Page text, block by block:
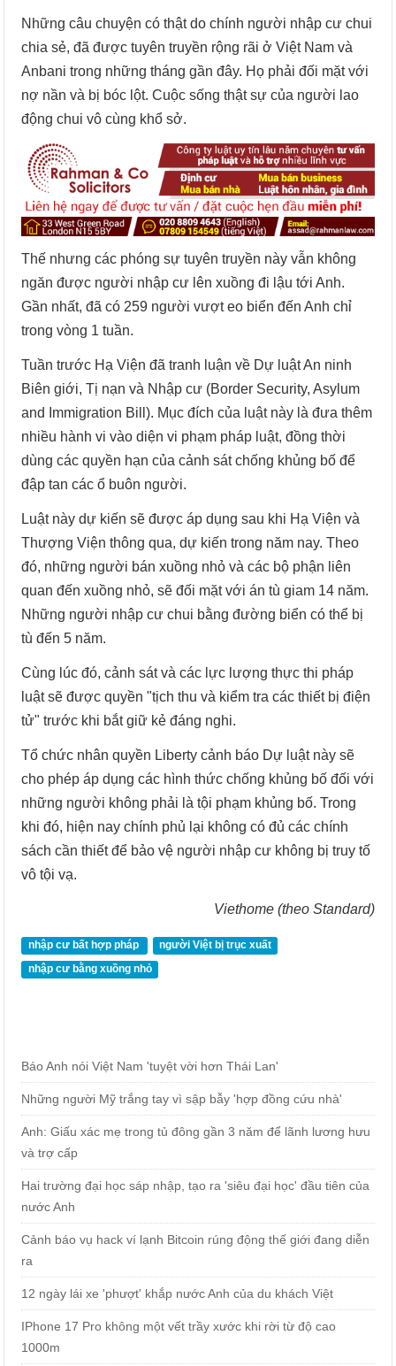
Những câu chuyện có thật do chính người nhập cư chui
chia sẻ, đã được tuyên truyền rộng rãi ở Việt Nam và
Anbani trong những tháng gần đây. Họ phải đối mặt với
nợ nần và bị bóc lột. Cuộc sống thật sự của người lao
động chui vô cùng khổ sở.
Thế nhưng các phóng sự tuyên truyền này vẫn không
ngăn được người nhập cư lên xuồng đi lậu tới Anh.
Gần nhất, đã có 259 người vượt eo biển đến Anh chỉ
trong vòng 1 tuần.
Tuần trước Hạ Viện đã tranh luận về Dự luật An ninh
Biên giới, Tị nạn và Nhập cư (Border Security, Asylum
and Immigration Bill). Mục đích của luật này là đưa thêm
nhiều hành vi vào diện vi phạm pháp luật, đồng thời
dùng các quyền hạn của cảnh sát chống khủng bố để
đập tan các ổ buôn người.
Luật này dự kiến sẽ được áp dụng sau khi Hạ Viện và
Thượng Viện thông qua, dự kiến trong năm nay. Theo
đó, những người bán xuồng nhỏ và các bộ phận liên
quan đến xuồng nhỏ, sẽ đối mặt với án tù giam 14 năm.
Những người nhập cư chui bằng đường biển có thể bị
tù đến 5 năm.
Cùng lúc đó, cảnh sát và các lực lượng thực thi pháp
luật sẽ được quyền "tịch thu và kiểm tra các thiết bị điện
tử" trước khi bắt giữ kẻ đáng nghi.
Tổ chức nhân quyền Liberty cảnh báo Dự luật này sẽ
cho phép áp dụng các hình thức chống khủng bố đối với
những người không phải là tội phạm khủng bố. Trong
khi đó, hiện nay chính phủ lại không có đủ các chính
sách cần thiết để bảo vệ người nhập cư không bị truy tố
vô tội vạ.
Viethome (theo Standard)
nhập cư bất hợp pháp
người Việt bị trục xuất
nhập cư bằng xuồng nhỏ
Báo Anh nói Việt Nam 'tuyệt vời hơn Thái Lan'
Những người Mỹ trắng tay vì sập bẫy 'hợp đồng cứu nhà'
Anh: Giấu xác mẹ trong tủ đông gần 3 năm để lãnh lương hưu
và trợ cấp
Hai trường đại học sáp nhập, tạo ra 'siêu đại học' đầu tiên của
nước Anh
Cảnh báo vụ hack ví lạnh Bitcoin rúng động thế giới đang diễn
ra
12 ngày lái xe 'phượt' khắp nước Anh của du khách Việt
IPhone 17 Pro không một vết trầy xước khi rời từ độ cao
1000m